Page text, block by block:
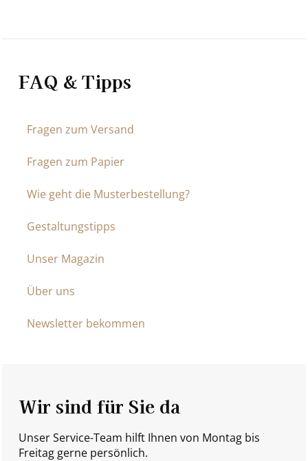
FAQ & Tipps
Fragen zum Versand
Fragen zum Papier
Wie geht die Musterbestellung?
Gestaltungstipps
Unser Magazin
Über uns
Newsletter bekommen
Wir sind für Sie da
Unser Service-Team hilft Ihnen von Montag bis
Freitag gerne persönlich.